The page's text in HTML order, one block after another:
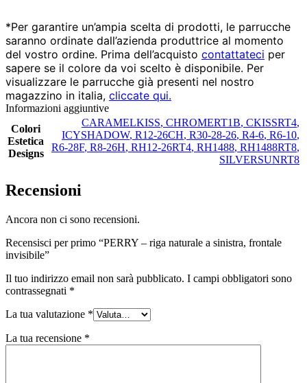
*Per garantire un’ampia scelta di prodotti, le parrucche
saranno ordinate dall’azienda produttrice al momento
del vostro ordine. Prima dell’acquisto contattateci per
sapere se il colore da voi scelto è disponibile. Per
visualizzare le parrucche già presenti nel nostro
magazzino in italia, cliccate qui.
Informazioni aggiuntive
Colori
Estetica
Designs
CARAMELKISS, CHROMERT1B, CKISSRT4,
ICYSHADOW, R12-26CH, R30-28-26, R4-6, R6-10,
R6-28F, R8-26H, RH12-26RT4, RH1488, RH1488RT8,
SILVERSUNRT8
Recensioni
Ancora non ci sono recensioni.
Recensisci per primo “PERRY – riga naturale a sinistra, frontale
invisibile”
Il tuo indirizzo email non sarà pubblicato. I campi obbligatori sono
contrassegnati *
La tua valutazione *
La tua recensione *